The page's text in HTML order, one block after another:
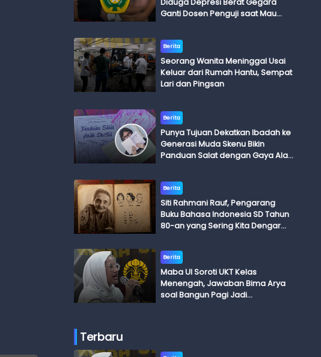
Diduga Depresi Berat Gegara
Ganti Dosen Penguji saat Mau
Berita
Seorang Wanita Meninggal Usai
Keluar dari Rumah Hantu, Sempat
Lari dan Pingsan
Berita
Punya Tujuan Dekatkan Ibadah ke
Generasi Muda Skenu Bikin
Panduan Salat dengan Gaya Ala
Berita
Siti Rahmani Rauf, Pengarang
Buku Bahasa Indonesia SD Tahun
80-an yang Sering Kita Dengar
Adik Budi
Berita
Maba UI Soroti UKT Kelas
Menengah, Jawaban Bima Arya
soal Bangun Pagi Jadi
Terbaru